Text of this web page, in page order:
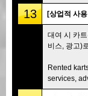
13 [상업적 사
대여 시 카
비스, 광고)
Rented
services,